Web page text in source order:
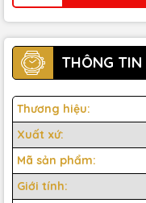
THÔNG TIN
Thương hiệu:
Xuất xứ:
Mã sản phẩm:
Giới tính: